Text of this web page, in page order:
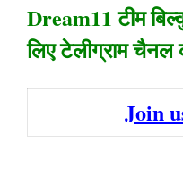
Dream11 टीम
लिए टेलीग्राम
Join